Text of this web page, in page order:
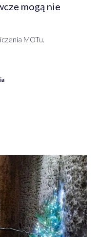
mogą nie
MOTu.